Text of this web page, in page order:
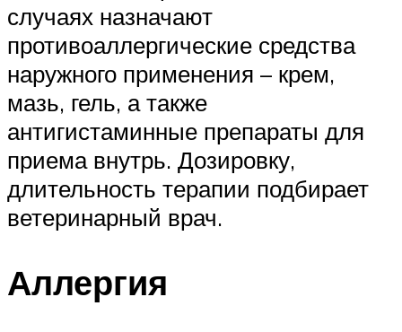
случаях назначают
противоаллергические средства
наружного применения – крем,
мазь, гель, а также
антигистаминные препараты для
приема внутрь. Дозировку,
длительность терапии подбирает
ветеринарный врач.
Аллергия